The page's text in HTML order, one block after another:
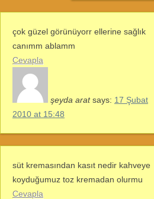
çok güzel görünüyorr ellerine sağlık
canımm ablamm
Cevapla
şeyda arat says: 17 Şubat
2010 at 15:48
süt kremasından kasıt nedir kahveye
koyduğumuz toz kremadan olurmu
Cevapla